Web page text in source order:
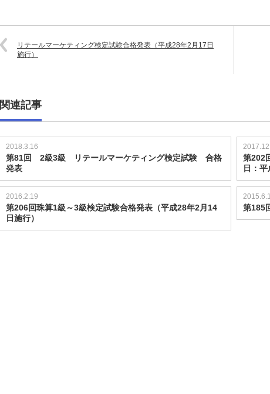
リテールマーケティング検定試験合格発表（平成28年2月17日
施行）
関連記事
2018.3.16
第81回 2級3級 リテールマーケティング検定試験 合格
発表
第202
日：
2016.2.19
第206回珠算1級～3級検定試験合格発表（平成28年2月14
日施行）
第185